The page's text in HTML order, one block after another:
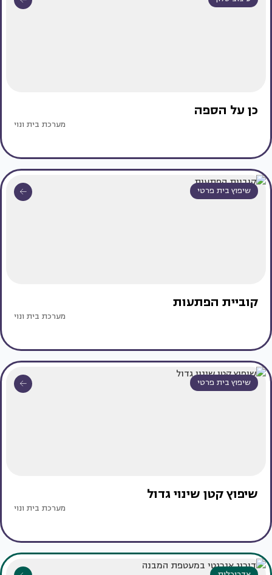
כן על הספה
מערכת בית ונוי
שיפוץ בית פרטי
קוביית הפתעות
מערכת בית ונוי
שיפוץ בית פרטי
שיפוץ קטן שינוי גדול
מערכת בית ונוי